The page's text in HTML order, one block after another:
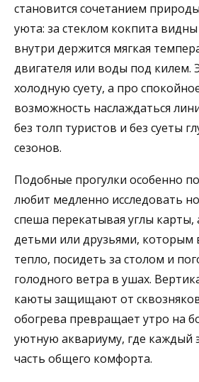
становится сочетанием
уюта: за стеклом кокпита
внутри держится мягкая
двигателя или воды под килем.
холодную суету, а про
возможность наслаждаться
без толп туристов и без суеты
сезонов.
Подобные прогулки особенно
любит медленно исследовать
спеша перекатывая углы карты,
детьми или друзьями, которым
тепло, посидеть за столом и
голодного ветра в ушах.
каюты защищают от
обогрева превращает утро на
уютную аквариуму, где каждый
часть общего комфорта.